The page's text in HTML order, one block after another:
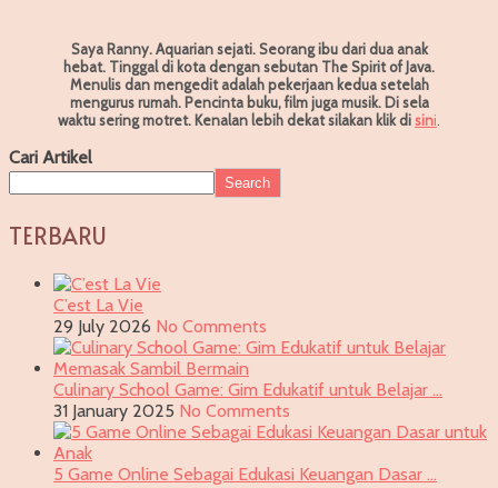
Saya Ranny. Aquarian sejati. Seorang ibu dari dua anak
hebat. Tinggal di kota dengan sebutan The Spirit of Java.
Menulis dan mengedit adalah pekerjaan kedua setelah
mengurus rumah. Pencinta buku, film juga musik. Di sela
waktu sering motret. Kenalan lebih dekat silakan klik disini
Cari Artikel
Search
TERBARU
C’est La Vie
29 July 2026 No Comments
Culinary School Game: Gim Edukatif untuk Belajar …
31 January 2025 No Comments
5 Game Online Sebagai Edukasi Keuangan Dasar …